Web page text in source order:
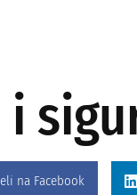
na Facebook